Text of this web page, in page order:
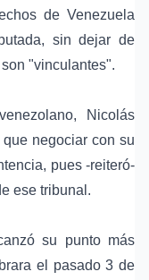
de Venezuela
sin dejar de
"vinculantes".
Nicolás
negociar con su
pues -reiteró-
ese tribunal.
su punto más
el pasado 3 de